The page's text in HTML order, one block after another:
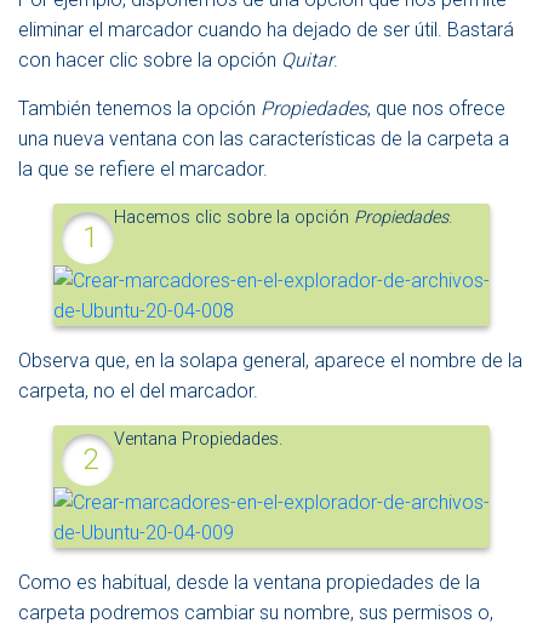
eliminar el marcador cuando ha dejado de ser útil. Bastará
con hacer clic sobre la opción Quitar.
También tenemos la opción Propiedades, que nos ofrece
una nueva ventana con las características de la carpeta a
la que se refiere el marcador.
Hacemos clic sobre la opción Propiedades.
Observa que, en la solapa general, aparece el nombre de la
carpeta, no el del marcador.
Ventana Propiedades.
Como es habitual, desde la ventana propiedades de la
carpeta podremos cambiar su nombre, sus permisos o,